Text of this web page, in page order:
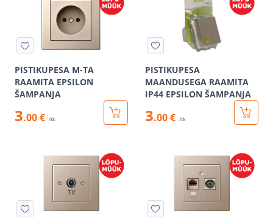
PISTIKUPESA M-TA
RAAMITA EPSILON
ŠAMPANJA
3.00 € /tk
PISTIKUPESA
MAANDUSEGA RAAMITA
IP44 EPSILON ŠAMPANJA
3.00 € /tk